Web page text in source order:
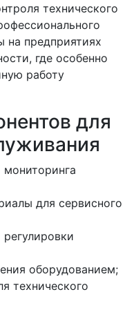
технического
на предприятиях
где особенно
работу
для
для сервисного
оборудованием;
технического